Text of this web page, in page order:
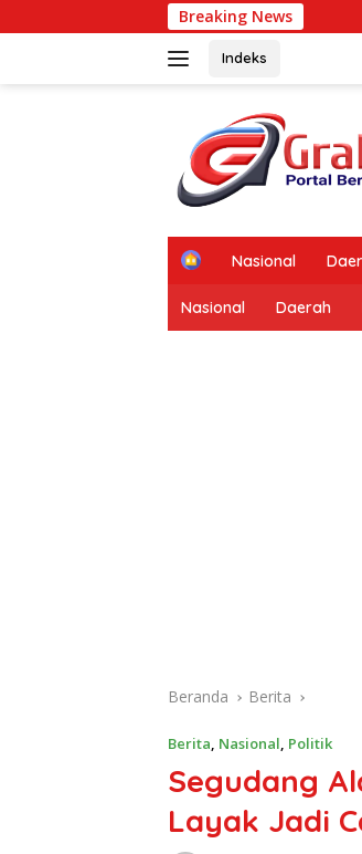
ke
Breaking News
Indeks
H
m
e
Nasional
Nasional Daerah
Beranda Berita
Berita, Nasional, Politik
Segudang
Layak Jadi